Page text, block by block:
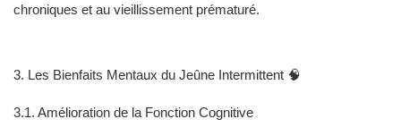
chroniques et au vieillissement prématuré.
3. Les Bienfaits Mentaux du Jeûne Intermittent 🧠
3.1. Amélioration de la Fonction Cognitive